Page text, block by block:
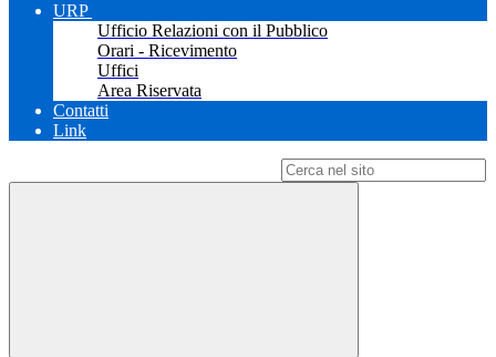
URP
Ufficio Relazioni con il Pubblico
Orari - Ricevimento
Uffici
Area Riservata
Contatti
Link